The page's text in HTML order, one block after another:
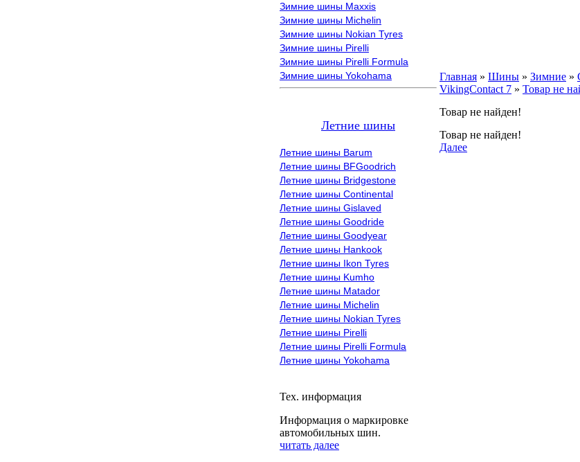
Зимние шины Maxxis
Зимние шины Michelin
Зимние шины Nokian Tyres
Зимние шины Pirelli
Зимние шины Pirelli Formula
Зимние шины Yokohama
Летние шины
Летние шины Barum
Летние шины BFGoodrich
Летние шины Bridgestone
Летние шины Continental
Летние шины Gislaved
Летние шины Goodride
Летние шины Goodyear
Летние шины Hankook
Летние шины Ikon Tyres
Летние шины Kumho
Летние шины Matador
Летние шины Michelin
Летние шины Nokian Tyres
Летние шины Pirelli
Летние шины Pirelli Formula
Летние шины Yokohama
Тех. информация
Информация о маркировке
автомобильных шин.
читать далее
Главная » Шины » Зимние »
VikingContact 7 » Товар не
Товар не найден!
Товар не найден!
Далее